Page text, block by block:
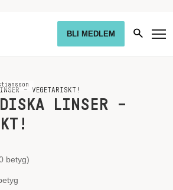
BLI MEDLEM
– VEGETARISKT!
LINSER –
betyg)